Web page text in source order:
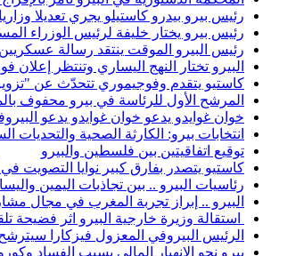
رئيس بيرو بيدرو كاستيلو يجري تعديلا
رئيس بيرو يختار خليفة لرئيس الوزراء
رئيس البيرو الموقت ينتقد رسالة
البيرو تختار النهج اليساري وتنتظر إعلان
كاستيو يتقدم وفوجيموري تتحدّث عن
المرشح الأول للرئاسة في بيرو محفوف
خوان غوايدو يدعو خوان غوايدو يدعو
انتخابات بيرو: الكارثة الصحية والتحديات
توقيع اتفاقيتين بين فلسطين والبيرو
كاستيو يتصدر بفارق كبير نوايا التصويت في
رئاسيات البيرو .. بين تجاذبات اليمين
البيرو .. إبراز تجربة المغرب في مجال
استقالة وزيرة خارجية البيرو اثر
الرئيس البيروفي المعزول فيزكارا
بيرو نحو الانهيار المالي بسبب الفساد